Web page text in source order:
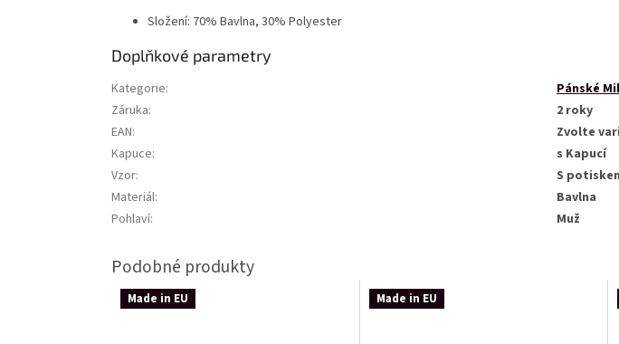
Složení: 70% Bavlna, 30% Polyester
Doplňkové parametry
Kategorie:
Pánské
Záruka:
2 roky
EAN:
Zvolte
Kapuce:
s Kapucí
Vzor:
S
Materiál:
Bavlna
Pohlaví: Muž
Made in EU Made in EU